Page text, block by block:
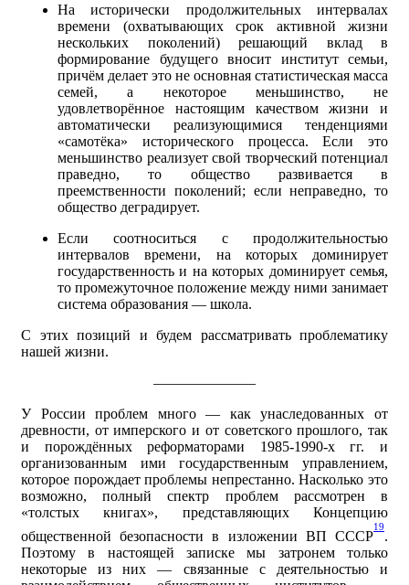
На исторически продолжительных интервалах
времени (охватывающих срок активной жизни
нескольких поколений) решающий вклад в
формирование будущего вносит институт семьи,
причём делает это не основная статистическая масса
семей, а некоторое меньшинство, не
удовлетворённое настоящим качеством жизни и
автоматически реализующимися тенденциями
«самотёка» исторического процесса. Если это
меньшинство реализует свой творческий потенциал
праведно, то общество развивается в
преемственности поколений; если неправедно, то
общество деградирует.
Если соотноситься с продолжительностью
интервалов времени, на которых доминирует
государственность и на которых доминирует семья,
то промежуточное положение между ними занимает
система образования — школа.
С этих позиций и будем рассматривать проблематику
нашей жизни.
———————
У России проблем много — как унаследованных от
древности, от имперского и от советского прошлого, так
и порождённых реформаторами 1985-1990‑х гг. и
организованным ими государственным управлением,
которое порождает проблемы непрестанно. Насколько это
возможно, полный спектр проблем рассмотрен в
«толстых книгах», представляющих Концепцию
общественной безопасности в изложении ВП СССР
19
.
Поэтому в настоящей записке мы затронем только
некоторые из них — связанные с деятельностью и